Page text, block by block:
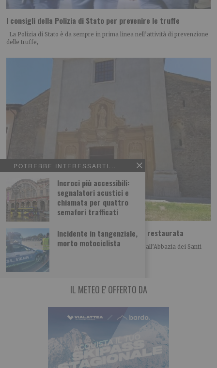
POTREBBE INTERESSARTI...
Incroci più accessibili:
segnalatori acustici e
chiamata per quattro
semafori trafficati
Incidente in tangenziale,
morto motociclista
I consigli della Polizia di Stato per prevenire le truffe
La Polizia di Stato è da sempre in prima linea nell’attività di prevenzione
delle truffe,
Abbazia di Novalesa, nuova scala e facciata restaurata
Nell’anno del 1300° anniversario della fondazione, all’Abbazia dei Santi
Pietro e Andrea di Novalesa sono stati
IL METEO E' OFFERTO DA